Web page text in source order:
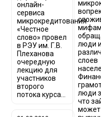
онлайн-
сервиса
микрокредитования
«Честное
слово» провел
в РЭУ им. Г.В.
Плеханова
очередную
лекцию для
участников
второго
потока курса...
люди
слоев
люди
что
может